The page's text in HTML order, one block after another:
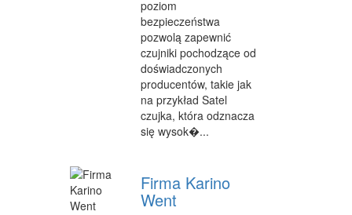
WEB
OPROGRAMOWANIE
KONTAKT
poziom
bezpieczeństwa
pozwolą zapewnić
czujniki pochodzące od
doświadczonych
producentów, takie jak
na przykład Satel
czujka, która odznacza
się wysok�...
Firma Karino
Went